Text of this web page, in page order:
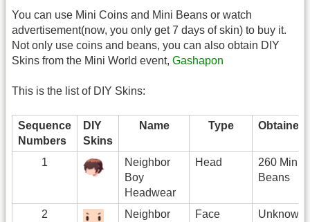
You can use Mini Coins and Mini Beans or watch
advertisement(now, you only get 7 days of skin) to buy it.
Not only use coins and beans, you can also obtain DIY
Skins from the Mini World event, Gashapon
This is the list of DIY Skins:
Sequence
Numbers
DIY
Skins
Name Type Obtained
1
Neighbor
Boy
Headwear
Head
260 Mini
Beans
2
Neighbor
Face Unknow